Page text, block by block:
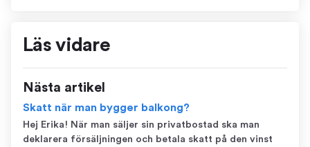
Läs vidare
Nästa artikel
Skatt när man bygger balkong?
Hej Erika! När man säljer sin privatbostad ska man
deklarera försäljningen och betala skatt på den vinst